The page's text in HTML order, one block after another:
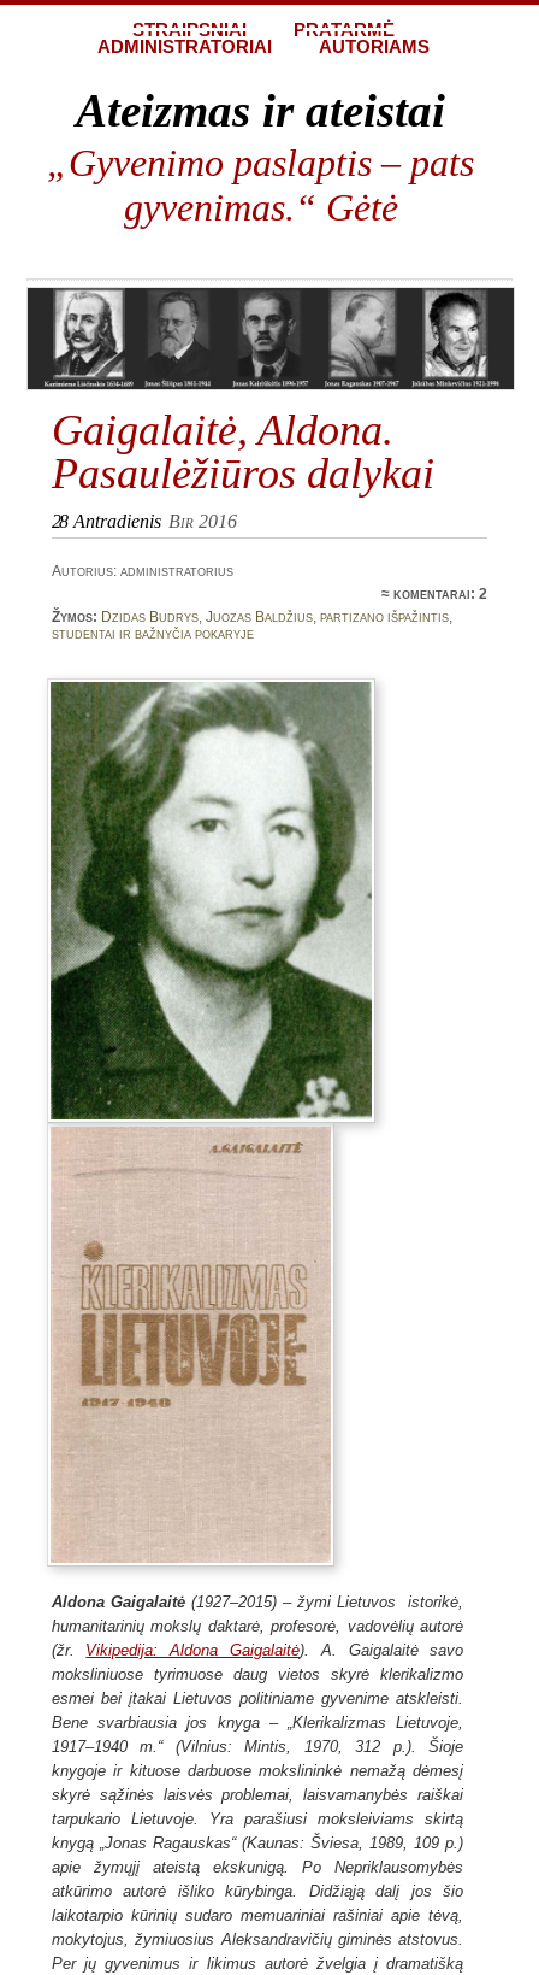
STRAIPSNIAI
PRATARMĖ
ADMINISTRATORIAI
AUTORIAMS
Ateizmas ir ateistai
„Gyvenimo paslaptis – pats
gyvenimas.“ Gėtė
Gaigalaitė, Aldona.
Pasaulėžiūros dalykai
28 Antradienis Bir 2016
Autorius: administratorius
≈komentarai: 2
Žymos: Dzidas Budrys, Juozas Baldžius, partizano išpažintis,
studentai ir bažnyčia pokaryje
Aldona Gaigalaitė(1927–2015) – žymi Lietuvos istorikė,
humanitarinių mokslų daktarė, profesorė, vadovėlių autorė
(žr. Vikipedija: Aldona Gaigalaitė). A. Gaigalaitė savo
moksliniuose tyrimuose daug vietos skyrė klerikalizmo
esmei bei įtakai Lietuvos politiniame gyvenime atskleisti.
Bene svarbiausia jos knyga – „Klerikalizmas Lietuvoje,
1917–1940 m.“ (Vilnius: Mintis, 1970, 312 p.). Šioje
knygoje ir kituose darbuose mokslininkė nemažą dėmesį
skyrė sąžinės laisvės problemai, laisvamanybės raiškai
tarpukario Lietuvoje. Yra parašiusi moksleiviams skirtą
knygą „Jonas Ragauskas“ (Kaunas: Šviesa, 1989, 109 p.)
apie žymųjį ateistą ekskunigą. Po Nepriklausomybės
atkūrimo autorė išliko kūrybinga. Didžiąją dalį jos šio
laikotarpio kūrinių sudaro memuariniai rašiniai apie tėvą,
mokytojus, žymiuosius Aleksandravičių giminės atstovus.
Per jų gyvenimus ir likimus autorė žvelgia į dramatišką